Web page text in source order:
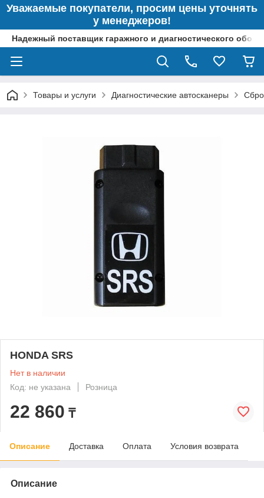
Уважаемые покупатели, просим цены уточнять
у менеджеров!
Надежный поставщик гаражного и диагностического
Товары и услуги Диагностические автосканеры
HONDA SRS
Нет в наличии
Код: не указана
Розница
22 860 ₸
Описание Доставка Оплата Условия возврата
Описание